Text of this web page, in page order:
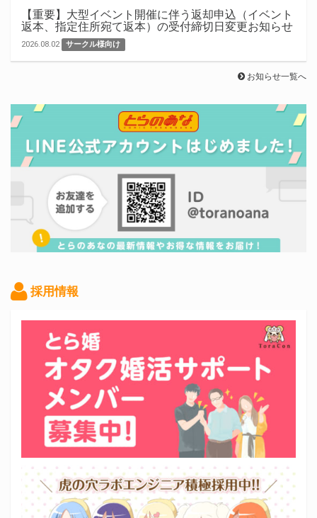
【重要】大型イベント開催に伴う返却申込（イベント
返本、指定住所宛て返本）の受付締切日変更お知らせ
2026.08.02 サークル様向け
お知らせ一覧へ
採用情報